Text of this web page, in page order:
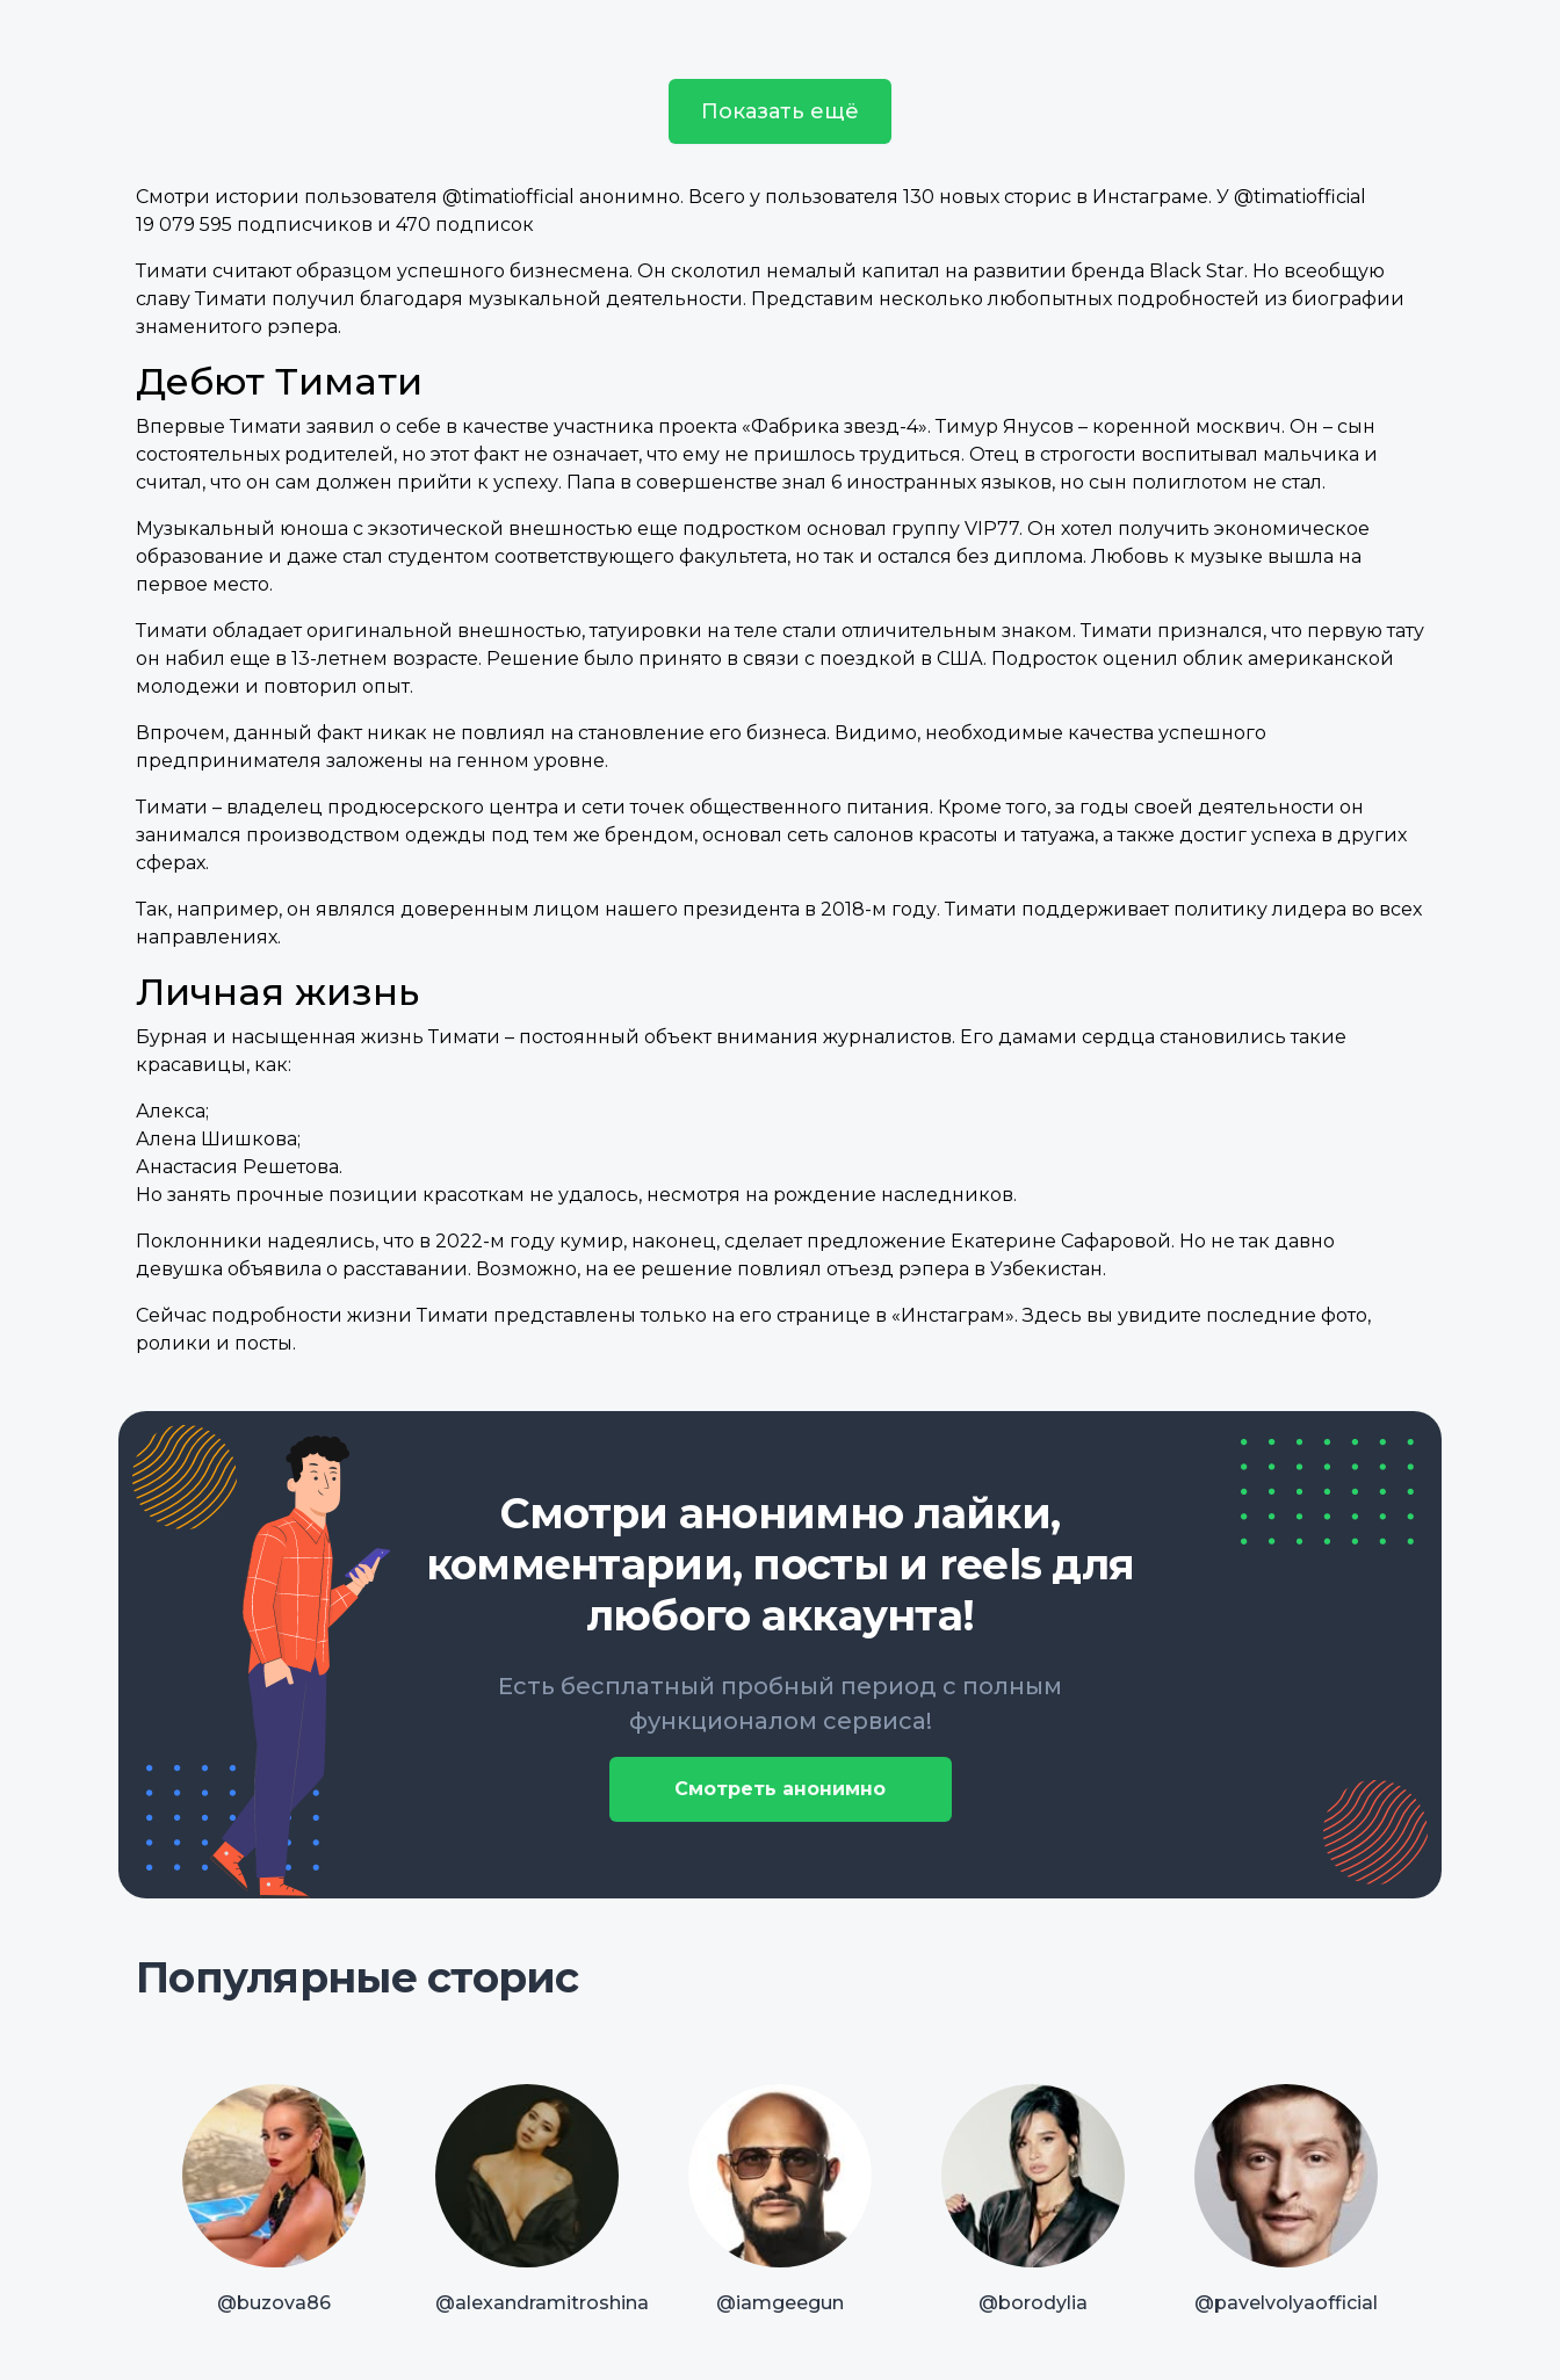
Показать ещё
Смотри истории пользователя @timatiofficial анонимно. Всего у пользователя 130 новых сторис в Инстаграме. У @timatiofficial
19 079 595 подписчиков и 470 подписок
Тимати считают образцом успешного бизнесмена. Он сколотил немалый капитал на развитии бренда Black Star. Но всеобщую
славу Тимати получил благодаря музыкальной деятельности. Представим несколько любопытных подробностей из биографии
знаменитого рэпера.
Дебют Тимати
Впервые Тимати заявил о себе в качестве участника проекта «Фабрика звезд-4». Тимур Янусов – коренной москвич. Он – сын
состоятельных родителей, но этот факт не означает, что ему не пришлось трудиться. Отец в строгости воспитывал мальчика и
считал, что он сам должен прийти к успеху. Папа в совершенстве знал 6 иностранных языков, но сын полиглотом не стал.
Музыкальный юноша с экзотической внешностью еще подростком основал группу VIP77. Он хотел получить экономическое
образование и даже стал студентом соответствующего факультета, но так и остался без диплома. Любовь к музыке вышла на
первое место.
Тимати обладает оригинальной внешностью, татуировки на теле стали отличительным знаком. Тимати признался, что первую тату
он набил еще в 13-летнем возрасте. Решение было принято в связи с поездкой в США. Подросток оценил облик американской
молодежи и повторил опыт.
Впрочем, данный факт никак не повлиял на становление его бизнеса. Видимо, необходимые качества успешного
предпринимателя заложены на генном уровне.
Тимати – владелец продюсерского центра и сети точек общественного питания. Кроме того, за годы своей деятельности он
занимался производством одежды под тем же брендом, основал сеть салонов красоты и татуажа, а также достиг успеха в других
сферах.
Так, например, он являлся доверенным лицом нашего президента в 2018-м году. Тимати поддерживает политику лидера во всех
направлениях.
Личная жизнь
Бурная и насыщенная жизнь Тимати – постоянный объект внимания журналистов. Его дамами сердца становились такие
красавицы, как:
Алекса;
Алена Шишкова;
Анастасия Решетова.
Но занять прочные позиции красоткам не удалось, несмотря на рождение наследников.
Поклонники надеялись, что в 2022-м году кумир, наконец, сделает предложение Екатерине Сафаровой. Но не так давно
девушка объявила о расставании. Возможно, на ее решение повлиял отъезд рэпера в Узбекистан.
Сейчас подробности жизни Тимати представлены только на его странице в «Инстаграм». Здесь вы увидите последние фото,
ролики и посты.
Смотри анонимно лайки,
комментарии, посты и reels для
любого аккаунта!
Есть бесплатный пробный период с полным
функционалом сервиса!
Смотреть анонимно
Популярные сторис
@buzova86 @alexandramitroshina @iamgeegun @borodylia @pavelvolyaofficial